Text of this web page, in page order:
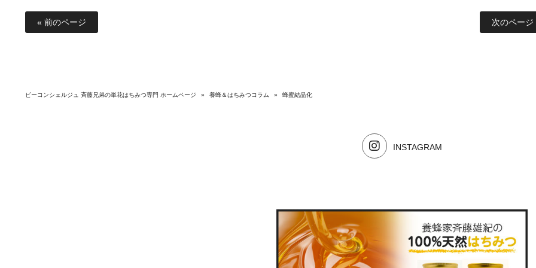
« 前のページ 次のページ
ビーコンシェルジュ 斉藤兄弟の単花はちみつ専門 ホームページ » 養蜂＆はちみつコラム » 蜂蜜結晶化
INSTAGRAM